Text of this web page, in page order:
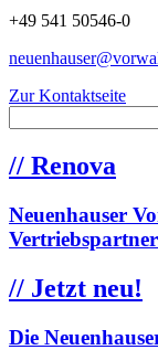
+49 541 50546-0
Zur Kontaktseite
// Renova
Neuenhauser
// Jetzt neu!
Die